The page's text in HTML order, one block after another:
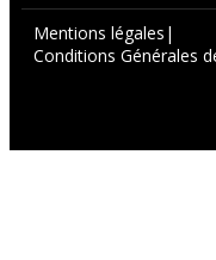
Mentions légales |
Conditions Générales